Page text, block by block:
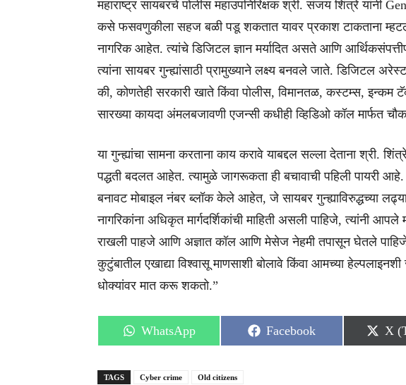
महाराष्ट्र सायबरचे पोलीस महाउपनिरिक्षक श्री. संजय शिंत्रे यांनी
कसे फसवणुकीला सहज बळी पडू शकतात यावर प्रकाश टाकताना म्हटले,
नागरिक आहेत. त्यांचे डिजिटल ज्ञान मर्यादित असते आणि
त्यांना सायबर गुन्ह्यांसाठी प्रामुख्याने लक्ष्य बनवले जाते. डिजिटल
की, कोणतेही सरकारी खाते किंवा पोलीस, विमानतळ, कस्टम्स,
सारख्या कायदा अंमलबजावणी एजन्सी कधीही व्हिडिओ कॉल मार्फत
या गुन्ह्यांचा सामना करताना काय करावे याबद्दल सल्ला देताना श्री.
पद्धती बदलत आहेत. त्यामुळे जागरूकता ही बचावाची पहिली पायरी
बनावट मोबाइल नंबर ब्लॉक केले आहेत, जे सायबर गुन्ह्याविरुद्धच्या
नागरिकांना अधिकृत मार्गदर्शिकांची माहिती असली पाहिजे, त्यांनी
राखली पाहजे आणि अज्ञात कॉल आणि मेसेज नेहमी तपासून घेतले
कुटुंबातील एखाद्या विश्वासू माणसाशी बोलावे किंवा आमच्या
धोक्यांवर मात करू शकतो.”
Share
on
WhatsApp
Share
on
Facebook
on
X
TAGS Cyber crime Old citizens